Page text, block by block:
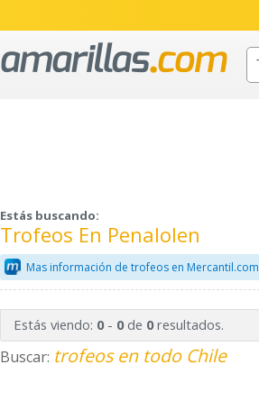
Estás buscando:
Trofeos En Penalolen
Mas información de trofeos en Mercantil.com
Estás viendo: 0- 0de 0resultados.
Buscar: trofeos en todo Chile